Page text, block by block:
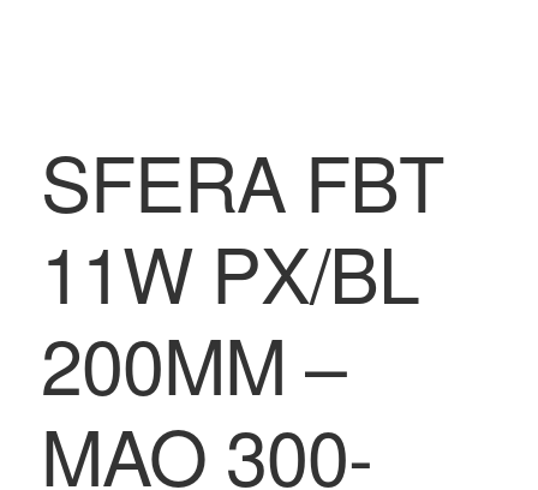
SFERA FBT
11W PX/BL
200MM –
MAO 300-